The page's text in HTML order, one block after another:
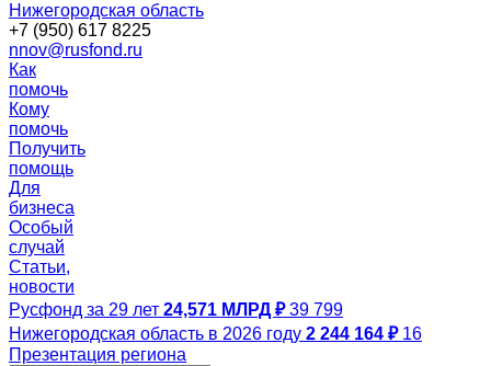
Нижегородская область
+7 (950) 617 8225
nnov@rusfond.ru
Как
помочь
Кому
помочь
Получить
помощь
Для
бизнеса
Особый
случай
Статьи,
новости
Русфонд за 29 лет 24,571 МЛРД ₽ 39 799
Нижегородская область в 2026 году 2 244 164 ₽ 16
Презентация региона